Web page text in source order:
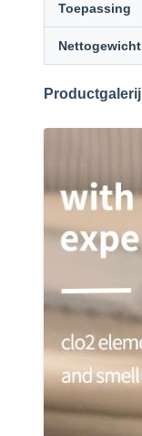
Toepassing
Nettogewicht
Productgalerij